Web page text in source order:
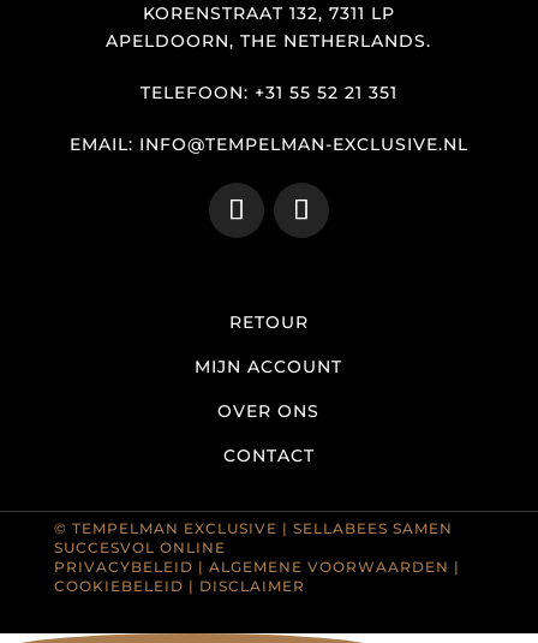
KORENSTRAAT 132, 7311 LP
APELDOORN, THE NETHERLANDS.
TELEFOON: +31 55 52 21 351
EMAIL: INFO@TEMPELMAN-EXCLUSIVE.NL
RETOUR
MIJN ACCOUNT
OVER ONS
CONTACT
© TEMPELMAN EXCLUSIVE | SELLABEES SAMEN
SUCCESVOL ONLINE
PRIVACYBELEID | ALGEMENE VOORWAARDEN |
COOKIEBELEID | DISCLAIMER